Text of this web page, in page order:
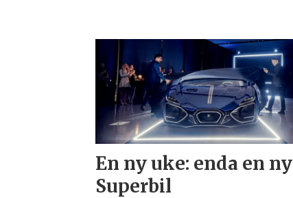
En ny uke: enda en ny
Superbil